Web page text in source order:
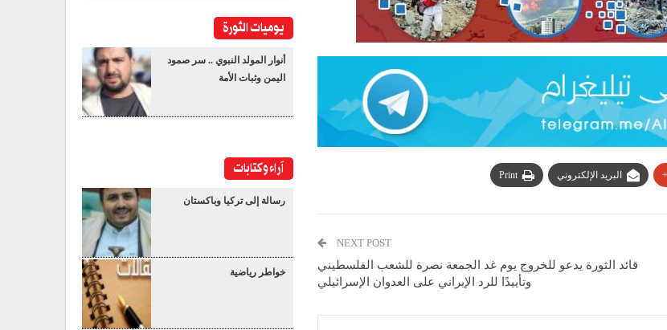
البريد الإلكتروني Print
NEXT POST
قائد الثورة يدعو للخروج يوم غد الجمعة نصرة للشعب الفلسطيني
وتأييدًا للرد الإيراني على العدوان الإسرائيلي
يوميات الثورة
أنوار المولد النبوي .. سر صمود
اليمن وثبات الأمة
آراء وكتابات
رسالة إلى تركيا وباكستان
خواطر رياضية